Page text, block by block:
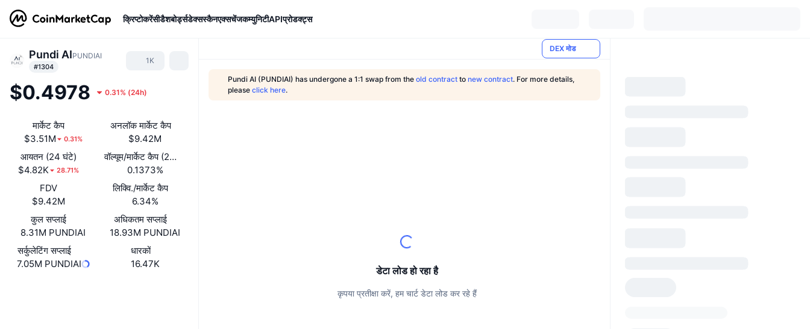
क्रिप्टोकरेंसीडैशबोर्ड्सडेक्सस्कैनएक्सचेंजकम्युनिटीAPIप्रोडक्ट्स
Pundi AIPUNDIAI
#1304
1K
$0.4978 0.31% (24h)
मार्केट कैप
$3.51M
0.31%
अनलॉक मार्केट कैप
$9.42M
आयतन (24 घंटे)
$4.82K
28.71%
वॉल्यूम/मार्केट कैप (24 घंटे)
0.1373%
FDV
$9.42M
लिक्वि./मार्केट कैप
6.34%
कुल सप्लाई
8.31M PUNDIAI
अधिकतम सप्लाई
18.93M PUNDIAI
सर्कुलेटिंग सप्लाई
7.05M PUNDIAI
धारकों
16.47K
DEX मोड
Pundi AI (PUNDIAI) has undergone a 1:1 swap from the old contract to new contract. For more details,
please click here.
डेटा लोड हो रहा है
कृपया प्रतीक्षा करें, हम चार्ट डेटा लोड कर रहे हैं